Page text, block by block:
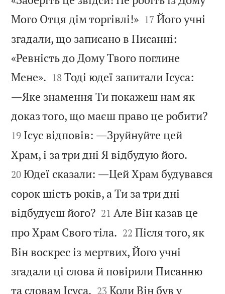
Мого Отця дім торгівлі!»
17 Його учні
згадали, що записано в Писанні:
«Ревність до Дому Твого поглине
Мене». 

18 Тоді юдеї запитали Ісуса:
―Яке знамення Ти покажеш нам як
доказ того, що маєш право це робити?
19 Ісус відповів: ―Зруйнуйте цей
Храм, і за три дні Я відбудую його.
20 Юдеї сказали: ―Цей Храм будувався
сорок шість років, а Ти за три дні
відбудуєш його?
21 Але Він казав це
про Храм Свого тіла. 

22 Після того, як
Він воскрес із мертвих, Його учні
згадали ці слова й повірили Писанню
та словам Ісуса. 

23 Коли Він був у